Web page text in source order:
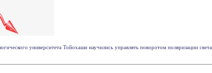
университета Тойохаши научились управлять поворотом поляризации света.